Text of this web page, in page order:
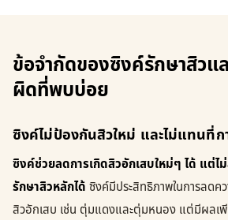
ข้อจำกัดของซิงค์รักษาสิวแล
ผิดที่พบบ่อย
ซิงค์ไม่ป้องกันสิวใหม่ และไม่แทนที่ก
ซิงค์ช่วยลดการเกิดสิวอักเสบใหม่ๆ ได้ แต่ไ
รักษาสิวหลักได้ ซิงค์มีประสิทธิภาพในการลดค
สิวอักเสบ เช่น ตุ่มแดงและตุ่มหนอง แต่มีผลเ